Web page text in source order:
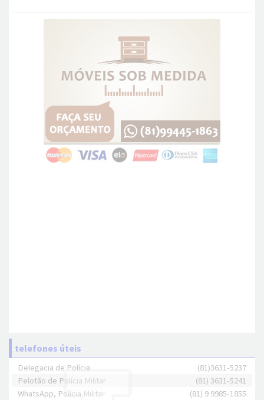
telefones úteis
Delegacia de Polícia
(81)3631-5237
Pelotão de Polícia Militar
(81) 3631-5241
WhatsApp, Polícia Militar
(81) 9 9985-1855